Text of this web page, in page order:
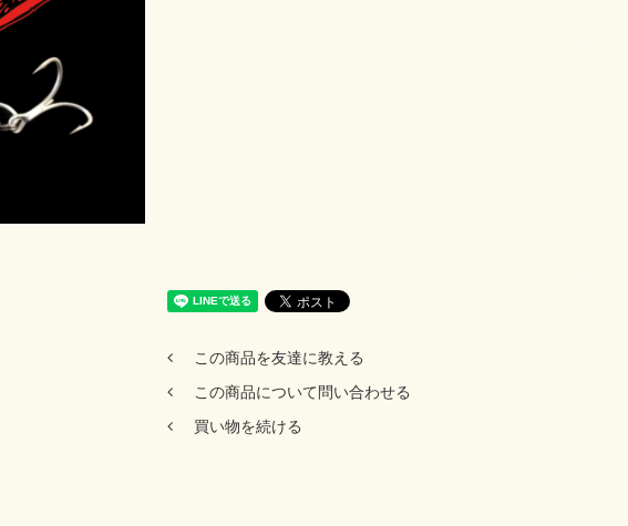
この商品を友達に教える
この商品について問い合わせる
買い物を続ける